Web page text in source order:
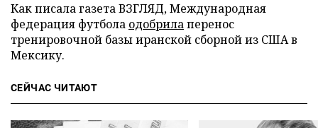
Как писала газета ВЗГЛЯД, Международная
федерация футбола одобрилаперенос
тренировочной базы иранской сборной из США в
Мексику.
СЕЙЧАС ЧИТАЮТ